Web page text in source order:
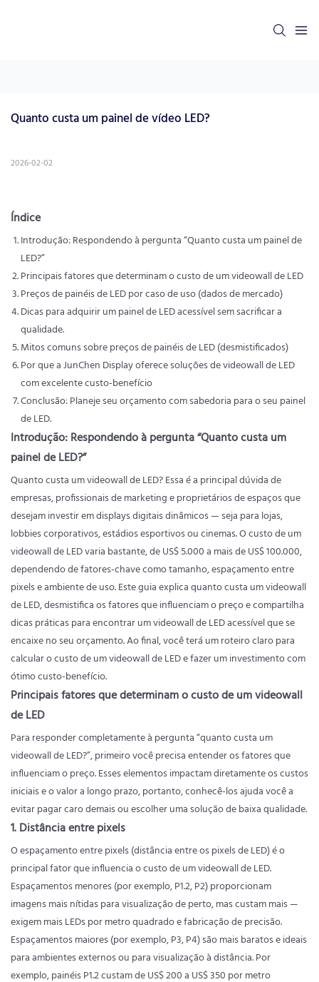
Quanto custa um painel de vídeo LED?
2026-02-02
Índice
Introdução: Respondendo à pergunta “Quanto custa um painel de
LED?”
Principais fatores que determinam o custo de um videowall de LED
Preços de painéis de LED por caso de uso (dados de mercado)
Dicas para adquirir um painel de LED acessível sem sacrificar a
qualidade.
Mitos comuns sobre preços de painéis de LED (desmistificados)
Por que a JunChen Display oferece soluções de videowall de LED
com excelente custo-benefício
Conclusão: Planeje seu orçamento com sabedoria para o seu painel
de LED.
Introdução: Respondendo à pergunta “Quanto custa um
painel de LED?”
Quanto custa um videowall de LED? Essa é a principal dúvida de
empresas, profissionais de marketing e proprietários de espaços que
desejam investir em displays digitais dinâmicos — seja para lojas,
lobbies corporativos, estádios esportivos ou cinemas. O custo de um
videowall de LED varia bastante, de US$ 5.000 a mais de US$ 100.000,
dependendo de fatores-chave como tamanho, espaçamento entre
pixels e ambiente de uso. Este guia explica quanto custa um videowall
de LED, desmistifica os fatores que influenciam o preço e compartilha
dicas práticas para encontrar um videowall de LED acessível que se
encaixe no seu orçamento. Ao final, você terá um roteiro claro para
calcular o custo de um videowall de LED e fazer um investimento com
ótimo custo-benefício.
Principais fatores que determinam o custo de um videowall
de LED
Para responder completamente à pergunta “quanto custa um
videowall de LED?”, primeiro você precisa entender os fatores que
influenciam o preço. Esses elementos impactam diretamente os custos
iniciais e o valor a longo prazo, portanto, conhecê-los ajuda você a
evitar pagar caro demais ou escolher uma solução de baixa qualidade.
1. Distância entre pixels
O espaçamento entre pixels (distância entre os pixels de LED) é o
principal fator que influencia o custo de um videowall de LED.
Espaçamentos menores (por exemplo, P1.2, P2) proporcionam
imagens mais nítidas para visualização de perto, mas custam mais —
exigem mais LEDs por metro quadrado e fabricação de precisão.
Espaçamentos maiores (por exemplo, P3, P4) são mais baratos e ideais
para ambientes externos ou para visualização à distância. Por
exemplo, painéis P1.2 custam de US$ 200 a US$ 350 por metro